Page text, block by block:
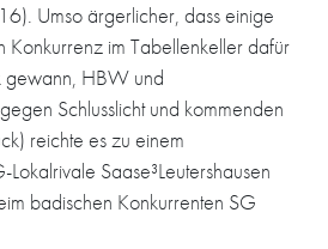
Umso ärgerlicher, dass einige
Konkurrenz im Tabellenkeller dafür
gewann, HBW und
Schlusslicht und kommenden
reichte es zu einem
Saase³Leutershausen
badischen Konkurrenten SG